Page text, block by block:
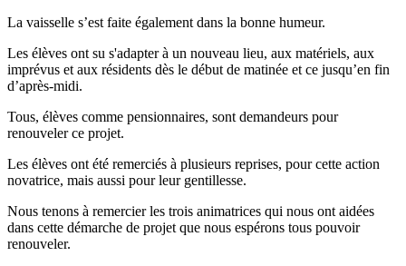
La vaisselle s’est faite également dans la bonne humeur.
Les élèves ont su s'adapter à un nouveau lieu, aux matériels, aux
imprévus et aux résidents dès le début de matinée et ce jusqu’en fin
d’après-midi.
Tous, élèves comme pensionnaires, sont demandeurs pour
renouveler ce projet.
Les élèves ont été remerciés à plusieurs reprises, pour cette action
novatrice, mais aussi pour leur gentillesse.
Nous tenons à remercier les trois animatrices qui nous ont aidées
dans cette démarche de projet que nous espérons tous pouvoir
renouveler.